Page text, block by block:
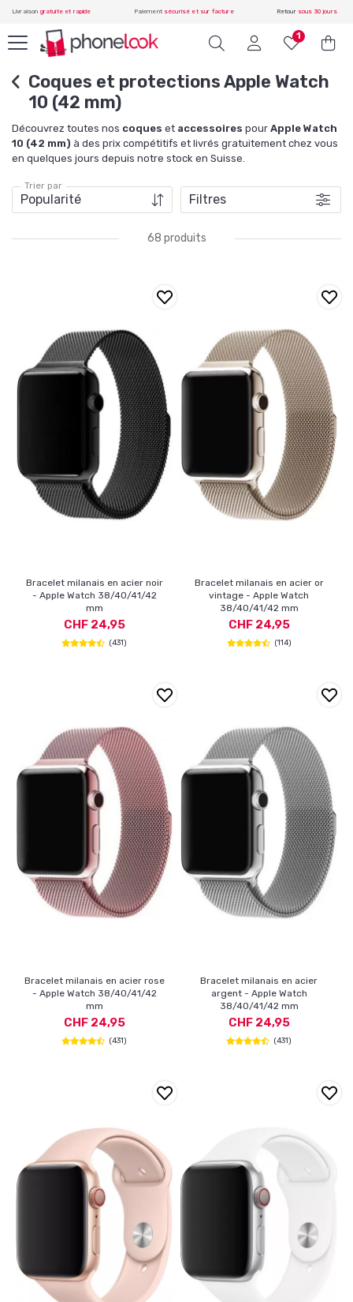
Livraison gratuite et rapide Paiement sécurisé et sur facture Retour sous 30 jours
Coques et protections Apple Watch
10 (42 mm)
Découvrez toutes nos coques et accessoires pour Apple Watch
10 (42 mm) à des prix compétitifs et livrés gratuitement chez vous
en quelques jours depuis notre stock en Suisse.
Trier par
Filtres
68 produits
Bracelet milanais en acier noir
- Apple Watch 38/40/41/42
mm
CHF 24,95
(431)
Bracelet milanais en acier or
vintage - Apple Watch
38/40/41/42 mm
CHF 24,95
(114)
Bracelet milanais en acier rose
- Apple Watch 38/40/41/42
mm
CHF 24,95
(431)
Bracelet milanais en acier
argent - Apple Watch
38/40/41/42 mm
CHF 24,95
(431)